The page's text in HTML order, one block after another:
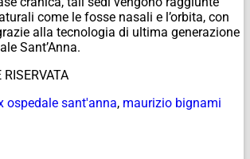
come le fosse nasali e l’orbita, con
alla tecnologia di ultima generazione
Sant’Anna.
ospedale sant'anna, maurizio bignami